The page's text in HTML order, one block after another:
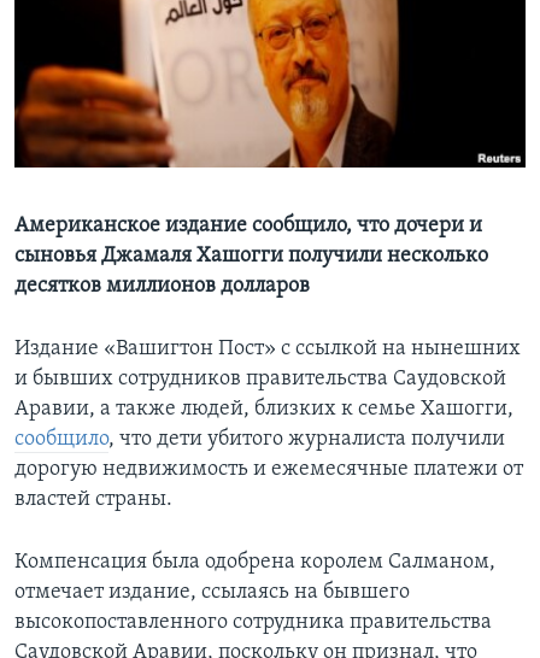
СОЦИАЛЬНЫЕ СЕТИ
Языки
Американское издание сообщило, что дочери и
сыновья Джамаля Хашогги получили несколько
десятков миллионов долларов
Издание «Вашигтон Пост» с ссылкой на нынешних
и бывших сотрудников правительства Саудовской
Аравии, а также людей, близких к семье Хашогги,
сообщило, что дети убитого журналиста получили
дорогую недвижимость и ежемесячные платежи от
властей страны.
Компенсация была одобрена королем Салманом,
отмечает издание, ссылаясь на бывшего
высокопоставленного сотрудника правительства
Саудовской Аравии, поскольку он признал, что